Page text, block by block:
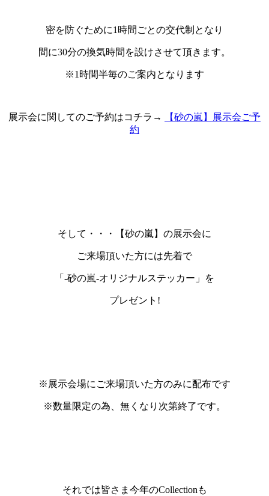
密を防ぐために1時間ごとの交代制となり
間に30分の換気時間を設けさせて頂きます。
※1時間半毎のご案内となります
展示会に関してのご予約はコチラ→
【砂の嵐】展示会ご予
約
そして・・・【砂の嵐】の展示会に
ご来場頂いた方には先着で
「-砂の嵐-オリジナルステッカー」 を
プレゼント!
※展示会場にご来場頂いた方のみに配布です
※数量限定の為、無くなり次第終了です。
それでは皆さま今年のCollection も